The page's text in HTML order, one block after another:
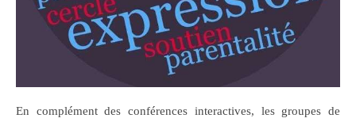
En complément des conférences interactives, les groupes de